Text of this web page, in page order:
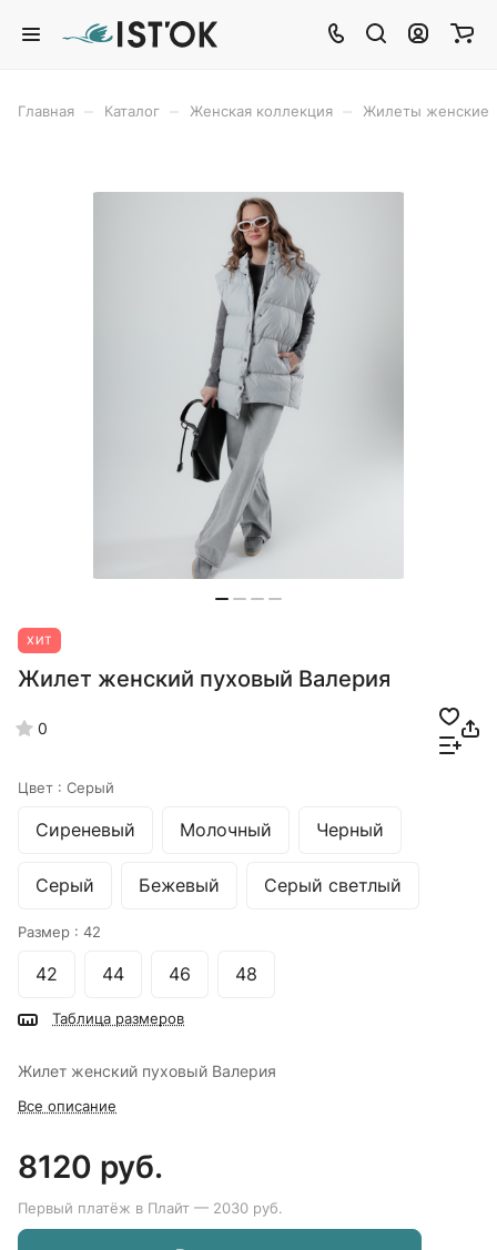
Главная Каталог Женская коллекция Жилеты женские
ХИТ
Жилет женский пуховый Валерия
0
Цвет : Серый
Сиреневый Молочный Черный
Серый Бежевый Серый светлый
Размер : 42
42 44 46 48
Таблица размеров
Жилет женский пуховый Валерия
Все описание
8120 руб.
Первый платёж в Плайт — 2030 руб.